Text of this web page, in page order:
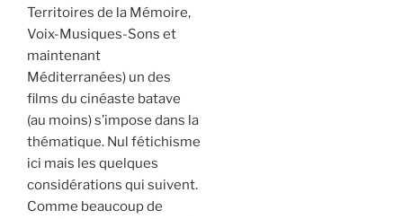
Territoires de la Mémoire,
Voix-Musiques-Sons et
maintenant
Méditerranées) un des
films du cinéaste batave
(au moins) s’impose dans la
thématique. Nul fétichisme
ici mais les quelques
considérations qui suivent.
Comme beaucoup de